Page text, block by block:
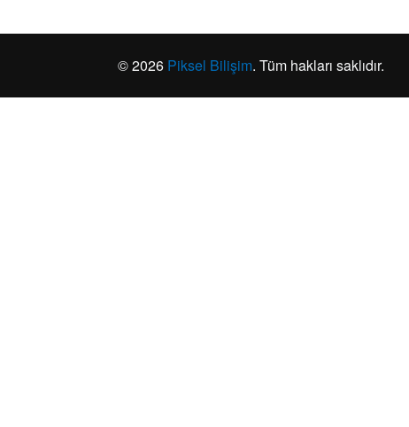
© 2026 Piksel Bilişim. Tüm hakları saklıdır.